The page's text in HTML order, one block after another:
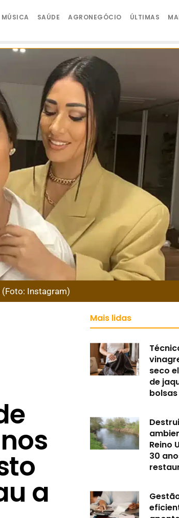
MÚSICA SAÚDE AGRONEGÓCIO ÚLTIMAS
(Foto: Instagram)
a
Mais lidas
seco
de
Reino
30